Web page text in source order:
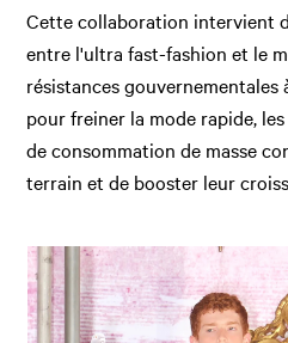
Cette collaboration intervient
entre l'ultra fast-fashion et le
résistances
pour freiner la mode rapide,
de consommation de masse
terrain et de booster leur